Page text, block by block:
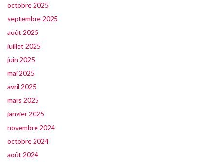
octobre 2025
septembre 2025
août 2025
juillet 2025
juin 2025
mai 2025
avril 2025
mars 2025
janvier 2025
novembre 2024
octobre 2024
août 2024